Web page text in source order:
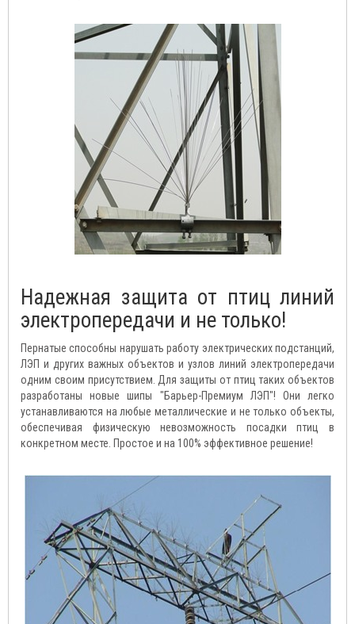
Надежная защита от птиц линий
электропередачи и не только!
Пернатые способны нарушать работу электрических подстанций,
ЛЭП и других важных объектов и узлов линий электропередачи
одним своим присутствием. Для защиты от птиц таких объектов
разработаны новые шипы "Барьер-Премиум ЛЭП"! Они легко
устанавливаются на любые металлические и не только объекты,
обеспечивая физическую невозможность посадки птиц в
конкретном месте. Простое и на 100% эффективное решение!